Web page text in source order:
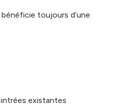
bénéficie toujours d’une
existantes